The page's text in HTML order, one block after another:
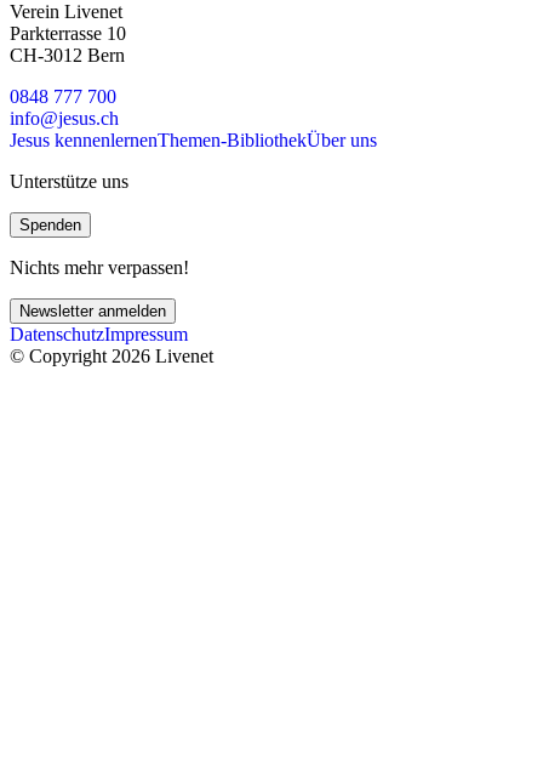
Verein Livenet
Parkterrasse 10
CH-3012 Bern
0848 777 700
info@jesus.ch
Jesus kennenlernenThemen-BibliothekÜber uns
Unterstütze uns
Spenden
Nichts mehr verpassen!
Newsletter anmelden
DatenschutzImpressum
© Copyright 2026 Livenet